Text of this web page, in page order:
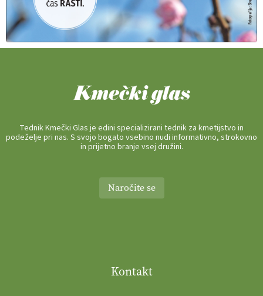
Tednik Kmečki Glas je edini specializirani tednik za kmetijstvo in
podeželje pri nas. S svojo bogato vsebino nudi informativno, strokovno
in prijetno branje vsej družini.
Naročite se
Kontakt